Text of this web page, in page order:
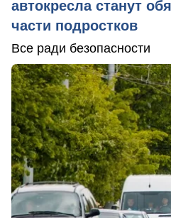
автокресла станут
части подростков
Все ради безопасности